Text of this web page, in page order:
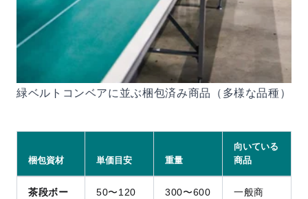
緑ベルトコンベアに並ぶ梱包済み商品（多様な品種）
梱包資材 単価目安 重量
向いている
商品
茶段ボー
50〜120
300〜600
一般商